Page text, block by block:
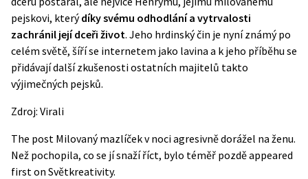
pejskovi, kterýdíky svému odhodlání a vytrvalosti
zachránil její dceři život. Jeho hrdinský čin je nyní známý po
celém světě, šíří se internetem jako lavina a k jeho příběhu se
přidávají další zkušenosti ostatních majitelů takto
výjimečných pejsků.
Zdroj: Virali
The post Milovaný mazlíček v noci agresivně dorážel na ženu.
Než pochopila, co se jí snaží říct, bylo téměř pozděappeared
first on Světkreativity.